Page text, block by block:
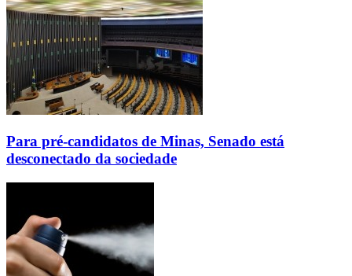
Para pré-candidatos de Minas, Senado está
desconectado da sociedade